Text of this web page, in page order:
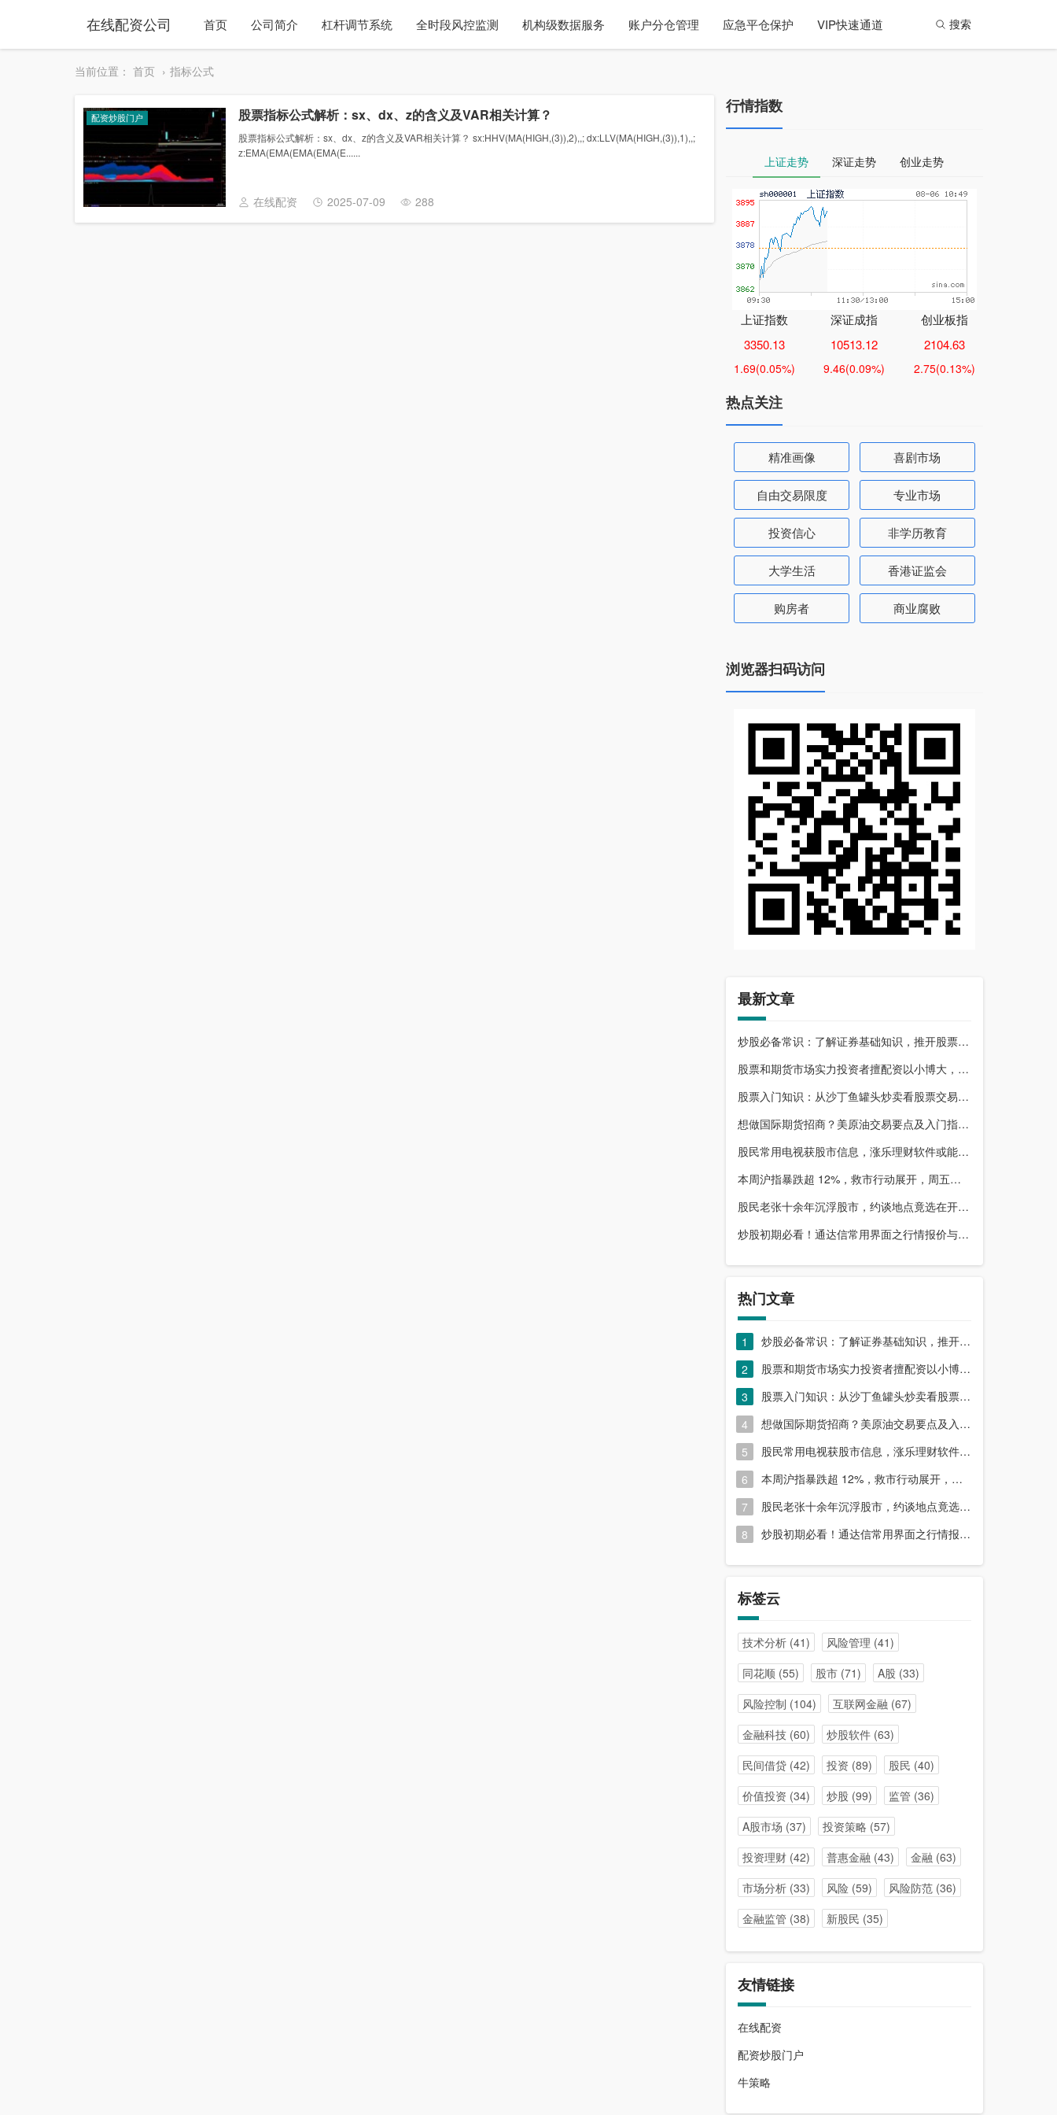
在线配资公司 首页 公司简介 杠杆调节系统 全时段风控监测 机构级数据服务 账户分仓管理 应急平仓保护 VIP快速通道 搜索
当前位置： 首页 指标公式
配资炒股门户 股票指标公式解析：sx、dx、z的含义及VAR相关计算？
股票指标公式解析：sx、dx、z的含义及VAR相关计算？ sx:HHV(MA(HIGH,(3)),2),,; dx:LLV(MA(HIGH,(3)),1),,;
z:EMA(EMA(EMA(EMA(E......
在线配资 2025-07-09 288
行情指数
上证走势 深证走势 创业走势
上证指数
3350.13
1.69(0.05%)
深证成指
10513.12
9.46(0.09%)
创业板指
2104.63
2.75(0.13%)
热点关注
精准画像 喜剧市场
自由交易限度 专业市场
投资信心 非学历教育
大学生活 香港证监会
购房者 商业腐败
浏览器扫码访问
最新文章
炒股必备常识：了解证券基础知识，推开股票市场大门
股票和期货市场实力投资者擅配资以小博大，顶配网优势尽显
股票入门知识：从沙丁鱼罐头炒卖看股票交易本质，你了解吗？
想做国际期货招商？美原油交易要点及入门指南请收好
股民常用电视获股市信息，涨乐理财软件或能满足更多需求？
本周沪指暴跌超 12%，救市行动展开，周五市场有何措施？
股民老张十余年沉浮股市，约谈地点竟选在开户超市门口？
炒股初期必看！通达信常用界面之行情报价与分时图介绍
热门文章
1
炒股必备常识：了解证券基础知识，推开股票市场大门
2
股票和期货市场实力投资者擅配资以小博大，顶配网优势尽显
3
股票入门知识：从沙丁鱼罐头炒卖看股票交易本质，你了解吗？
4
想做国际期货招商？美原油交易要点及入门指南请收好
5
股民常用电视获股市信息，涨乐理财软件或能满足更多需求？
6
本周沪指暴跌超 12%，救市行动展开，周五市场有何措施？
7
股民老张十余年沉浮股市，约谈地点竟选在开户超市门口？
8
炒股初期必看！通达信常用界面之行情报价与分时图介绍
标签云
技术分析 (41) 风险管理 (41)
同花顺 (55) 股市 (71) A股 (33)
风险控制 (104) 互联网金融 (67)
金融科技 (60) 炒股软件 (63)
民间借贷 (42) 投资 (89) 股民 (40)
价值投资 (34) 炒股 (99) 监管 (36)
A股市场 (37) 投资策略 (57)
投资理财 (42) 普惠金融 (43) 金融 (63)
市场分析 (33) 风险 (59) 风险防范 (36)
金融监管 (38) 新股民 (35)
友情链接
在线配资
配资炒股门户
牛策略